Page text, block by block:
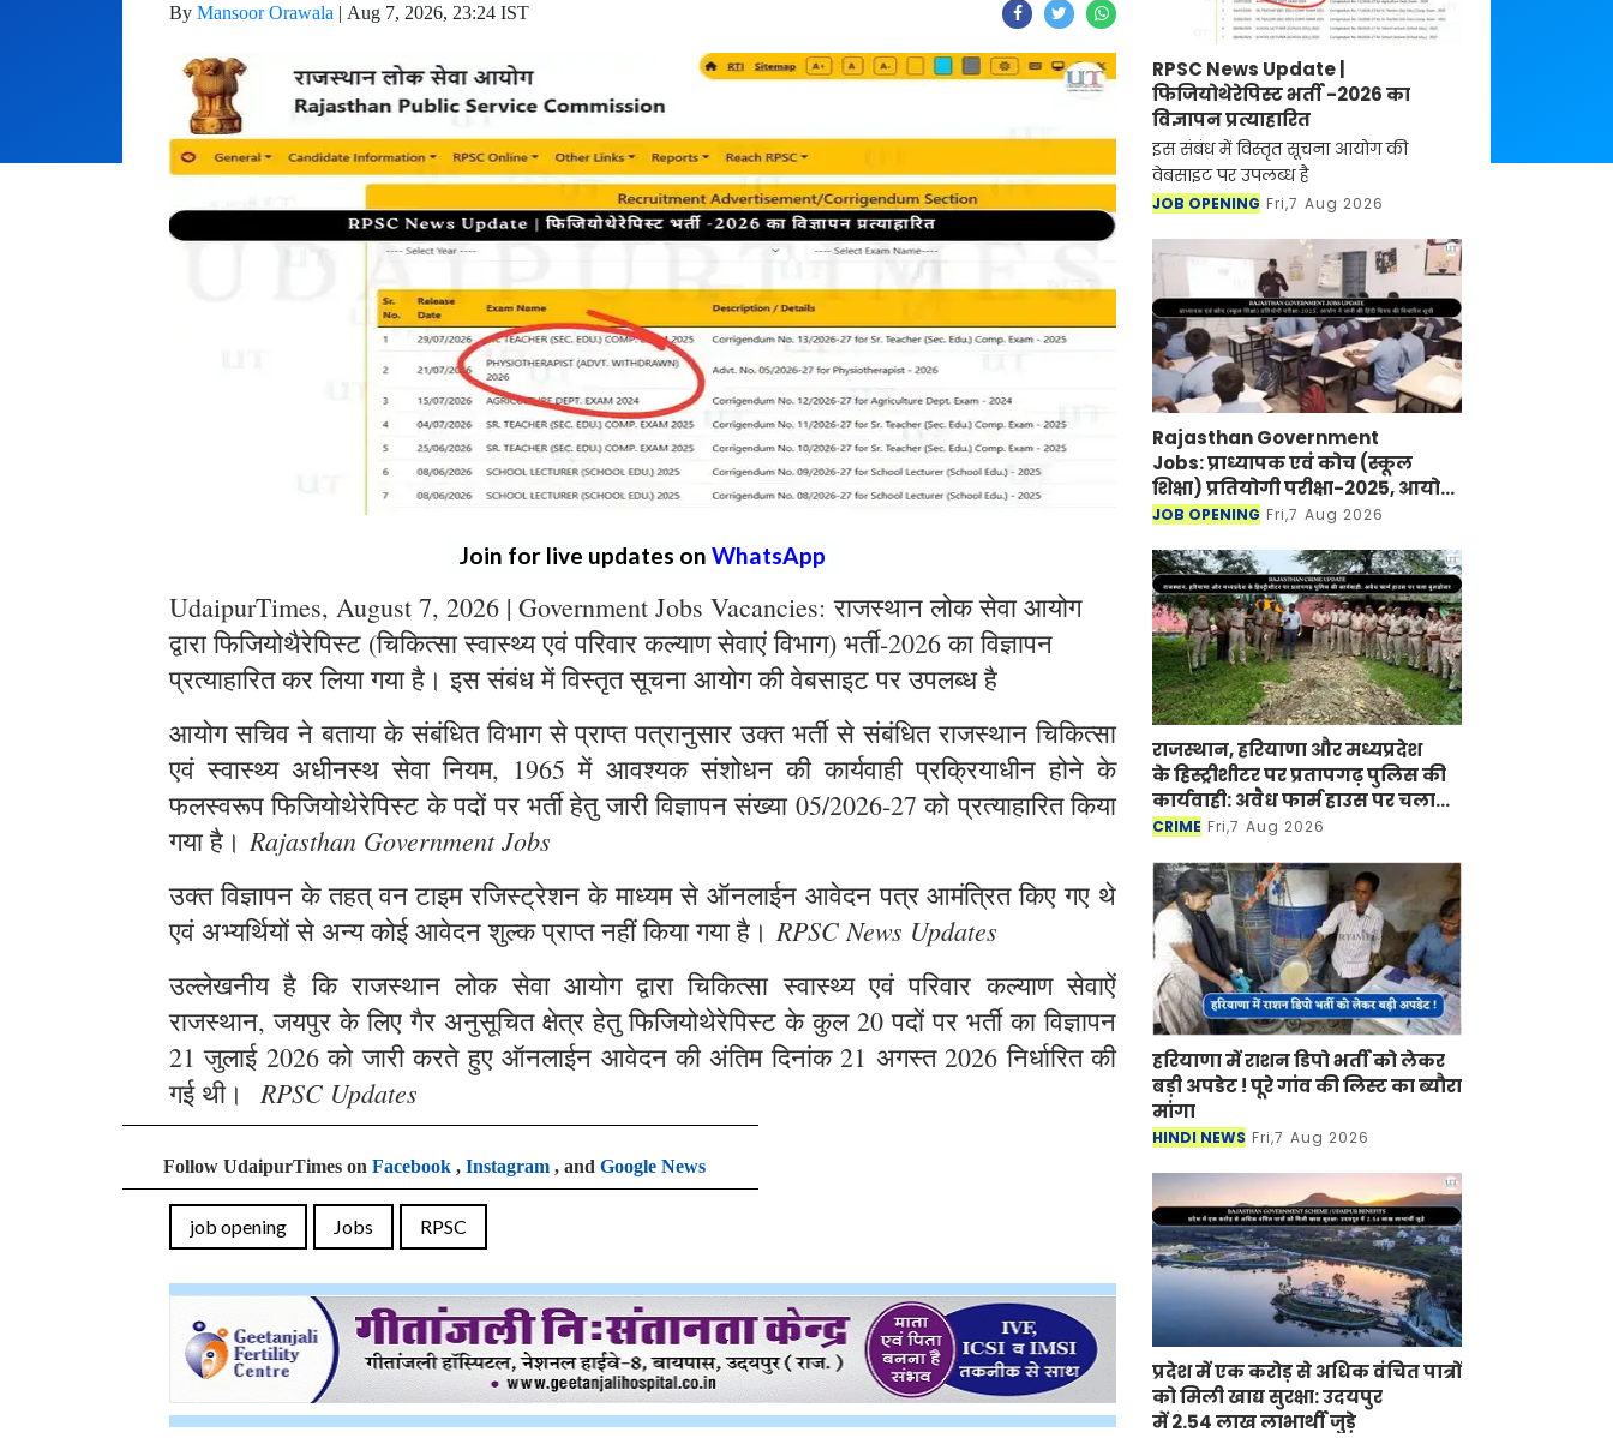
By Mansoor Orawala | Aug 7, 2026, 23:24 IST
Join for live updates on WhatsApp
UdaipurTimes, August 7, 2026 | Government Jobs Vacancies: राजस्थान लोक सेवा आयोग
द्वारा फिजियोथैरेपिस्ट (चिकित्सा स्वास्थ्य एवं परिवार कल्याण सेवाएं विभाग) भर्ती-2026 का विज्ञापन
प्रत्याहारित कर लिया गया है। इस संबंध में विस्तृत सूचना आयोग की वेबसाइट पर उपलब्ध है
आयोग सचिव ने बताया के संबंधित विभाग से प्राप्त पत्रानुसार उक्त भर्ती से संबंधित राजस्थान चिकित्सा
एवं स्वास्थ्य अधीनस्थ सेवा नियम, 1965 में आवश्यक संशोधन की कार्यवाही प्रक्रियाधीन होने के
फलस्वरूप फिजियोथेरेपिस्ट के पदों पर भर्ती हेतु जारी विज्ञापन संख्या 05/2026-27 को प्रत्याहारित किया
गया है। Rajasthan Government Jobs
उक्त विज्ञापन के तहत् वन टाइम रजिस्ट्रेशन के माध्यम से ऑनलाईन आवेदन पत्र आमंत्रित किए गए थे
एवं अभ्यर्थियों से अन्य कोई आवेदन शुल्क प्राप्त नहीं किया गया है। RPSC News Updates
उल्लेखनीय है कि राजस्थान लोक सेवा आयोग द्वारा चिकित्सा स्वास्थ्य एवं परिवार कल्याण सेवाऐं
राजस्थान, जयपुर के लिए गैर अनुसूचित क्षेत्र हेतु फिजियोथेरेपिस्ट के कुल 20 पदों पर भर्ती का विज्ञापन
21 जुलाई 2026 को जारी करते हुए ऑनलाईन आवेदन की अंतिम दिनांक 21 अगस्त 2026 निर्धारित की
गई थी। RPSC Updates
Follow UdaipurTimes on Facebook , Instagram , and Google News
job opening Jobs RPSC
RPSC News Update |
फिजियोथेरेपिस्ट भर्ती -2026 का
विज्ञापन प्रत्याहारित
इस संबंध में विस्तृत सूचना आयोग की
वेबसाइट पर उपलब्ध है
JOB OPENING Fri,7 Aug 2026
Rajasthan Government
Jobs: प्राध्यापक एवं कोच (स्कूल
शिक्षा) प्रतियोगी परीक्षा-2025, आयोग
ने जारी की हिंदी विषय की विचारित
JOB OPENING Fri,7 Aug 2026
राजस्थान, हरियाणा और मध्यप्रदेश
के हिस्ट्रीशीटर पर प्रतापगढ़ पुलिस की
कार्यवाही: अवैध फार्म हाउस पर चला
बुलडोजर
CRIME Fri,7 Aug 2026
हरियाणा में राशन डिपो भर्ती को लेकर
बड़ी अपडेट ! पूरे गांव की लिस्ट का ब्यौरा
मांगा
HINDI NEWS Fri,7 Aug 2026
प्रदेश में एक करोड़ से अधिक वंचित पात्रों
को मिली खाद्य सुरक्षा: उदयपुर
में 2.54 लाख लाभार्थी जुड़े